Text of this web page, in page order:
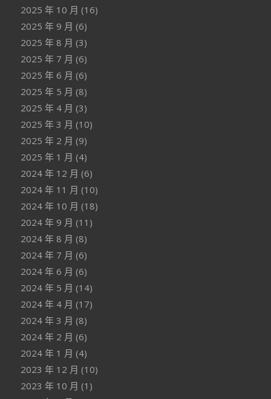
2025 年 10 月 (16)
2025 年 9 月 (6)
2025 年 8 月 (3)
2025 年 7 月 (6)
2025 年 6 月 (6)
2025 年 5 月 (8)
2025 年 4 月 (3)
2025 年 3 月 (10)
2025 年 2 月 (9)
2025 年 1 月 (4)
2024 年 12 月 (6)
2024 年 11 月 (10)
2024 年 10 月 (18)
2024 年 9 月 (11)
2024 年 8 月 (8)
2024 年 7 月 (6)
2024 年 6 月 (6)
2024 年 5 月 (14)
2024 年 4 月 (17)
2024 年 3 月 (8)
2024 年 2 月 (6)
2024 年 1 月 (4)
2023 年 12 月 (10)
2023 年 10 月 (1)